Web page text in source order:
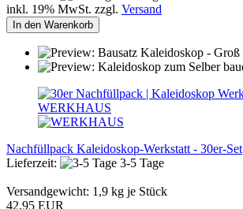
inkl. 19% MwSt. zzgl. Versand
In den Warenkorb
Nachfüllpack Kaleidoskop-Werkstatt - 30er-Set
Lieferzeit:
3-5 Tage
Versandgewicht: 1,9 kg je Stück
42,95 EUR